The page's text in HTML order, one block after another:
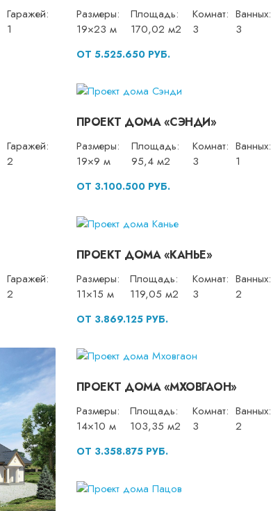
Гаражей:
1
Размеры:
19×23 м
Площадь:
170,02 м2
Комнат:
3
Ванных:
3
ОТ 5.525.650 РУБ.
Гаражей:
2
ПРОЕКТ ДОМА «СЭНДИ»
Размеры:
19×9 м
Площадь:
95,4 м2
Комнат:
3
Ванных:
1
ОТ 3.100.500 РУБ.
Гаражей:
2
ПРОЕКТ ДОМА «КАНЬЕ»
Размеры:
11×15 м
Площадь:
119,05 м2
Комнат:
3
Ванных:
2
ОТ 3.869.125 РУБ.
ПРОЕКТ ДОМА «МХОВГАОН»
Размеры:
14×10 м
Площадь:
103,35 м2
Комнат:
3
Ванных:
2
ОТ 3.358.875 РУБ.